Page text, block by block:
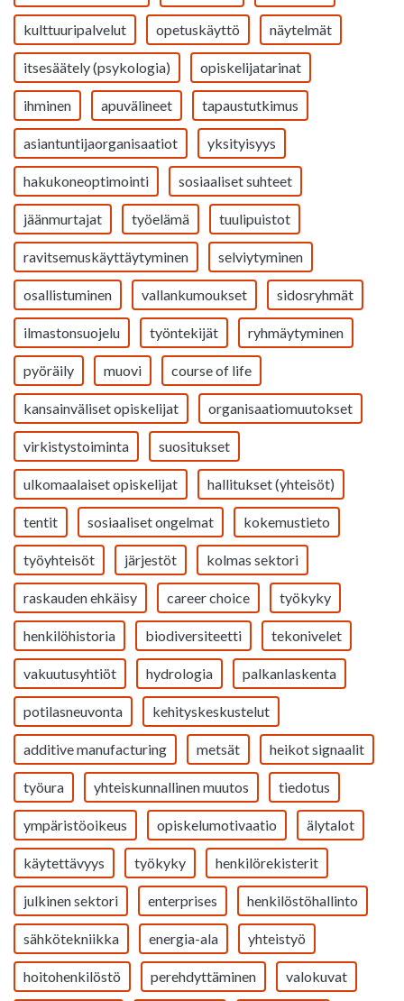
kulttuuripalvelut opetuskäyttö näytelmät
itsesäätely (psykologia) opiskelijatarinat
ihminen apuvälineet tapaustutkimus
asiantuntijaorganisaatiot yksityisyys
hakukoneoptimointi sosiaaliset suhteet
jäänmurtajat työelämä tuulipuistot
ravitsemuskäyttäytyminen selviytyminen
osallistuminen vallankumoukset sidosryhmät
ilmastonsuojelu työntekijät ryhmäytyminen
pyöräily muovi course of life
kansainväliset opiskelijat organisaatiomuutokset
virkistystoiminta suositukset
ulkomaalaiset opiskelijat hallitukset (yhteisöt)
tentit sosiaaliset ongelmat kokemustieto
työyhteisöt järjestöt kolmas sektori
raskauden ehkäisy career choice työkyky
henkilöhistoria biodiversiteetti tekonivelet
vakuutusyhtiöt hydrologia palkanlaskenta
potilasneuvonta kehityskeskustelut
additive manufacturing metsät heikot signaalit
työura yhteiskunnallinen muutos tiedotus
ympäristöoikeus opiskelumotivaatio älytalot
käytettävyys työkyky henkilörekisterit
julkinen sektori enterprises henkilöstöhallinto
sähkötekniikka energia-ala yhteistyö
hoitohenkilöstö perehdyttäminen valokuvat